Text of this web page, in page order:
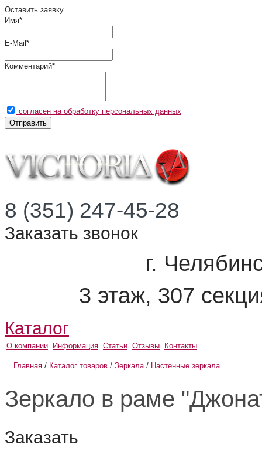
Оставить заявку
Имя*
E-Mail *
Комментарий*
согласен на обработку персональных данных
Отправить
8 (351) 247-45-28
Заказать звонок
г.
3 этаж, 307
Каталог
О компании Информация Статьи Отзывы Контакты
Главная / Каталог товаров / Зеркала/ Настенные зеркала
Зеркало в раме
Заказать